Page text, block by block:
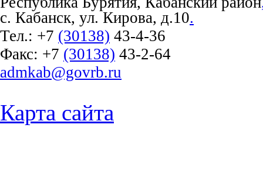
с. Кабанск, ул. Кирова, д.10.
Тел.: +7 (30138) 43-4-36
Факс: +7 (30138) 43-2-64
admkab@govrb.ru
Карта сайта